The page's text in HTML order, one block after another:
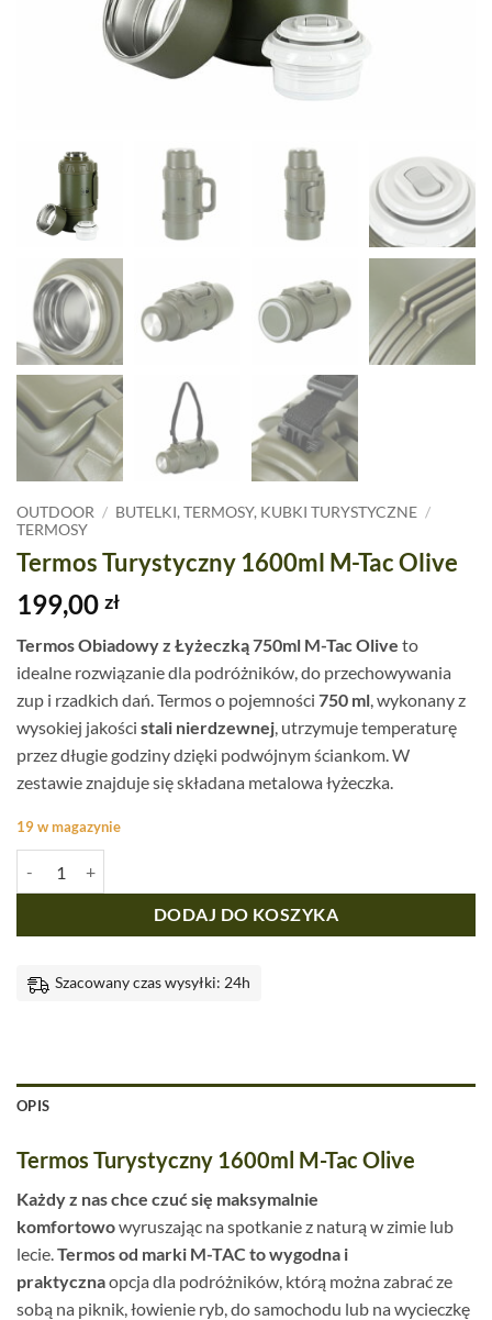
OUTDOOR / BUTELKI, TERMOSY, KUBKI TURYSTYCZNE /
TERMOSY
Termos Turystyczny 1600ml M-Tac Olive
199,00 zł
Termos Obiadowy z Łyżeczką 750ml M-Tac Olive to
idealne rozwiązanie dla podróżników, do przechowywania
zup i rzadkich dań. Termos o pojemności 750 ml , wykonany z
wysokiej jakości stali nierdzewnej , utrzymuje temperaturę
przez długie godziny dzięki podwójnym ściankom. W
zestawie znajduje się składana metalowa łyżeczka.
19 w magazynie
DODAJ DO KOSZYKA
Szacowany czas wysyłki: 24h
OPIS
Termos Turystyczny 1600ml M-Tac Olive
Każdy z nas chce czuć się maksymalnie
komfortowowyruszając na spotkanie z naturą w zimie lub
lecie. Termos od marki M-TAC to wygodna i
praktycznaopcja dla podróżników, którą można zabrać ze
sobą na piknik, łowienie ryb, do samochodu lub na wycieczkę